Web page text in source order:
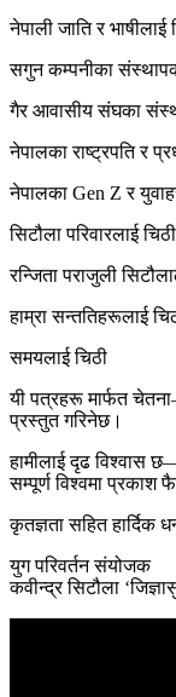
नेपाली जाति र भाषीलाई
सगुन कम्पनीका संस्थापक
गैर आवासीय संघका
नेपालका राष्ट्रपति र
नेपालका Gen Z र
सिटौला परिवारलाई चिठी
रन्जिता पराजुली
हाम्रा सन्ततिहरूलाई
समयलाई चिठी
यी पत्रहरू मार्फत
प्रस्तुत गरिनेछ।
हामीलाई दृढ विश्वास
सम्पूर्ण विश्वमा प्रकाश
कृतज्ञता सहित हार्दिक
युग परिवर्तन संयोजक
कवीन्द्र सिटौला